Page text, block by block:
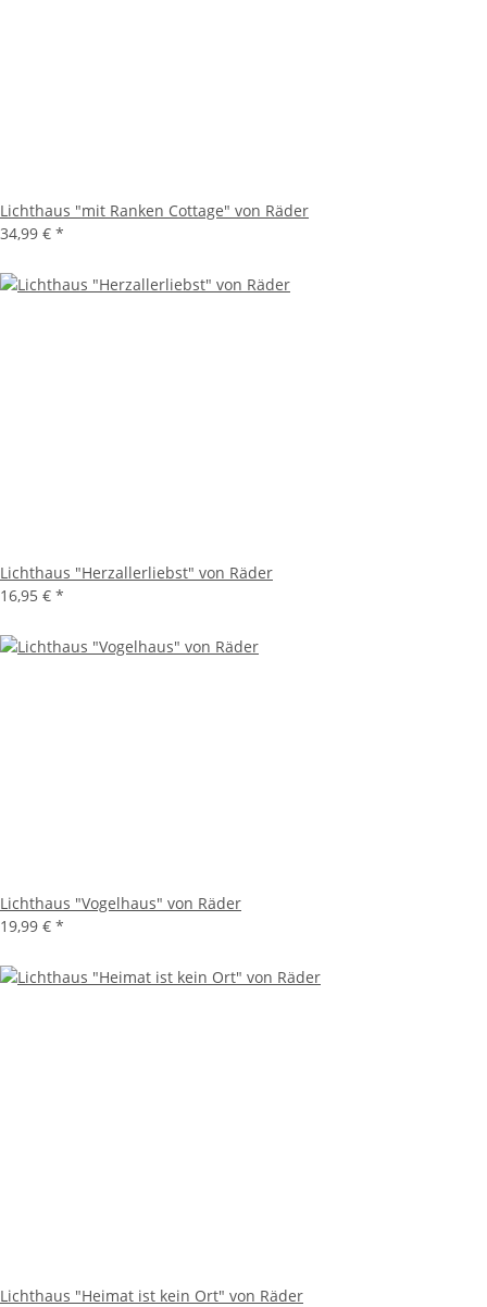
Lichthaus "mit Ranken Cottage" von Räder
34,99 € *
Lichthaus "Herzallerliebst" von Räder
16,95 € *
Lichthaus "Vogelhaus" von Räder
19,99 € *
Lichthaus "Heimat ist kein Ort" von Räder